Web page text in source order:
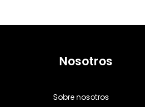
Nosotros
Sobre nosotros